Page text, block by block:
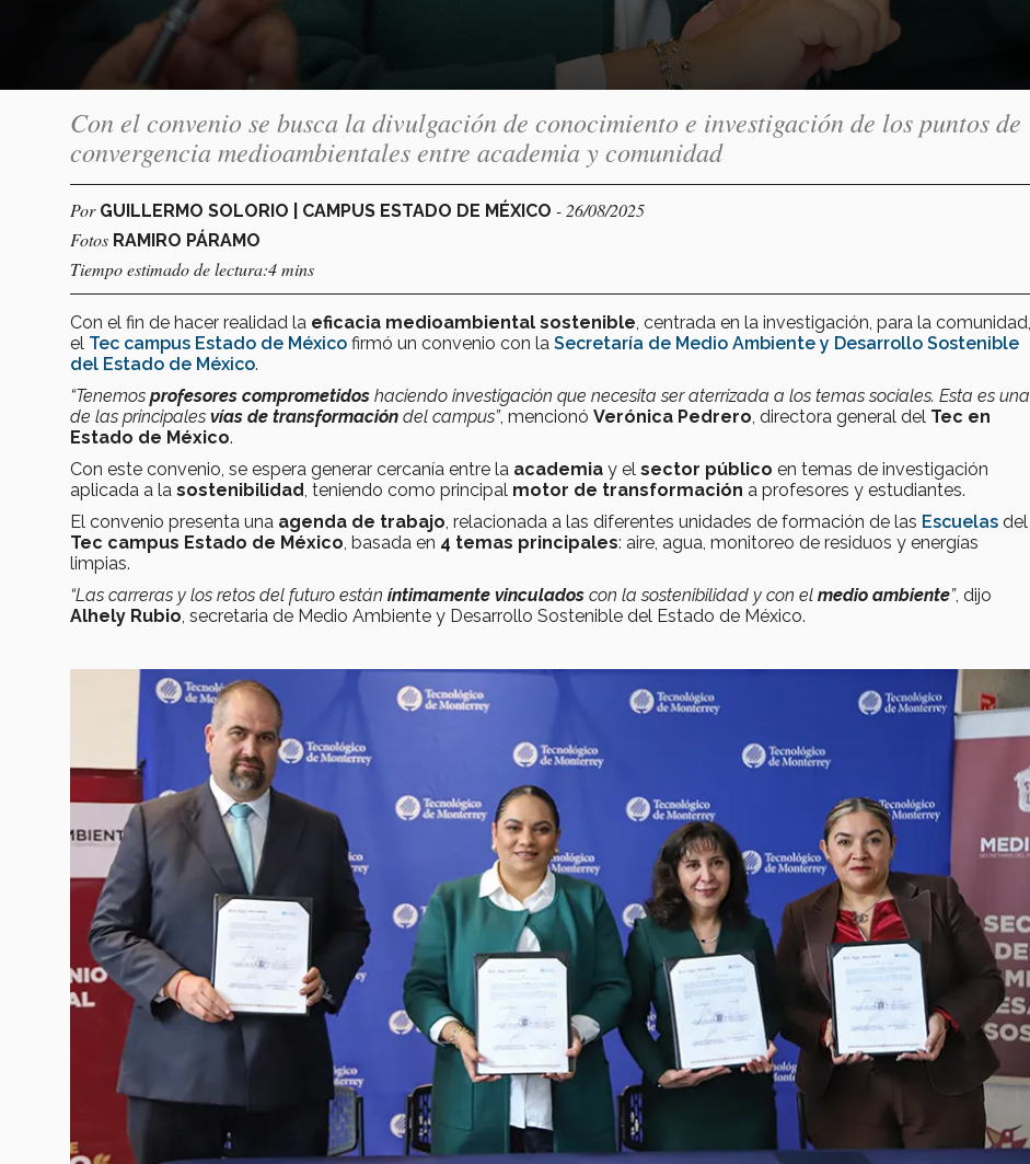
Con el convenio se busca la divulgación de conocimiento e investigación de los puntos de
convergencia medioambientales entre academia y comunidad
Por GUILLERMO SOLORIO | CAMPUS ESTADO DE MÉXICO - 26/08/2025
Fotos RAMIRO PÁRAMO
Tiempo estimado de lectura:4 mins
Con el fin de hacer realidad la eficacia medioambiental sostenible , centrada en la investigación, para la comunidad,
el Tec campus Estado de México firmó un convenio con la Secretaría de Medio Ambiente y Desarrollo Sostenible
del Estado de México.
“Tenemos profesores comprometidos haciendo investigación que necesita ser aterrizada a los temas sociales. Esta es una
de las principales vías de transformación del campus”, mencionó Verónica Pedrero , directora general del Tec en
Estado de México.
Con este convenio, se espera generar cercanía entre la academia y el sector público en temas de investigación
aplicada a la sostenibilidad , teniendo como principal motor de transformación a profesores y estudiantes.
El convenio presenta una agenda de trabajo , relacionada a las diferentes unidades de formación de las Escuelas del
Tec campus Estado de México , basada en 4 temas principales: aire, agua, monitoreo de residuos y energías
limpias.
“Las carreras y los retos del futuro están íntimamente vinculados con la sostenibilidad y con el medio ambiente”, dijo
Alhely Rubio , secretaria de Medio Ambiente y Desarrollo Sostenible del Estado de México.